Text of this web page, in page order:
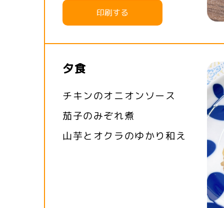
印刷する
夕食
チキンのオニオンソース
茄子のみぞれ煮
山芋とオクラのゆかり和え